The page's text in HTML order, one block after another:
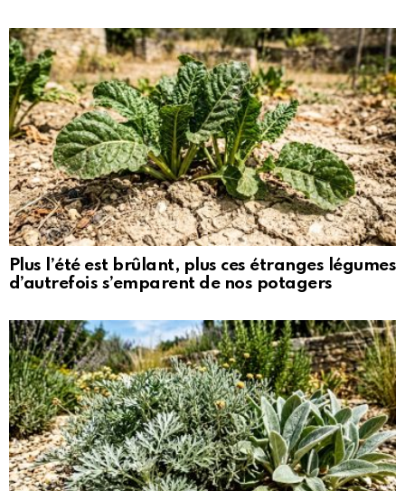
Plus l’été est brûlant, plus ces étranges légumes
d’autrefois s’emparent de nos potagers